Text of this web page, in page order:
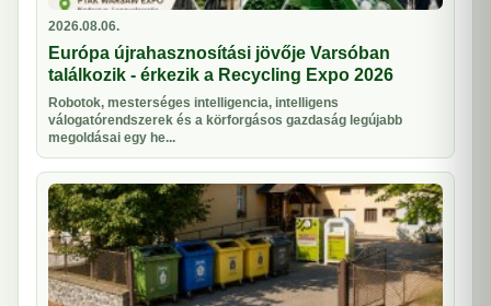
2026.08.06.
Európa újrahasznosítási jövője Varsóban
találkozik - érkezik a Recycling Expo 2026
Robotok, mesterséges intelligencia, intelligens
válogatórendszerek és a körforgásos gazdaság legújabb
megoldásai egy he...